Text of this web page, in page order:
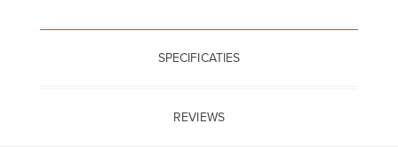
SPECIFICATIES
REVIEWS